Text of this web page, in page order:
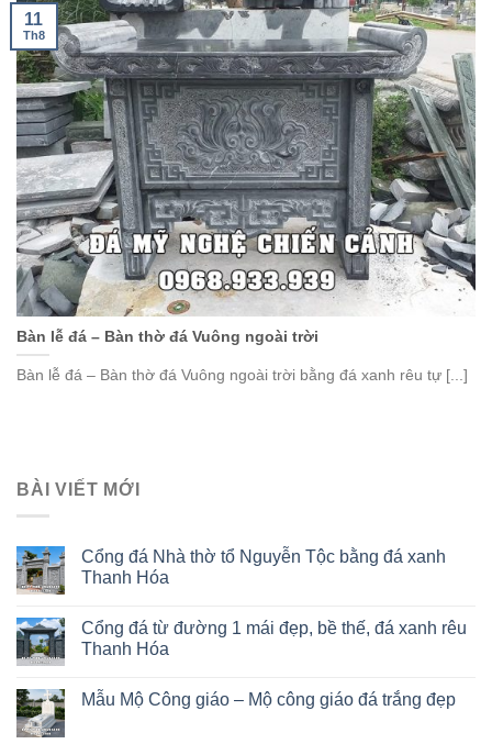
Bàn lễ đá – Bàn thờ đá Vuông ngoài trời
Bàn lễ đá – Bàn thờ đá Vuông ngoài trời bằng đá xanh rêu tự [...]
11
Th8
BÀI VIẾT MỚI
Cổng đá Nhà thờ tổ Nguyễn Tộc bằng đá xanh
Thanh Hóa
Cổng đá từ đường 1 mái đẹp, bề thế, đá xanh rêu
Thanh Hóa
Mẫu Mộ Công giáo – Mộ công giáo đá trắng đẹp